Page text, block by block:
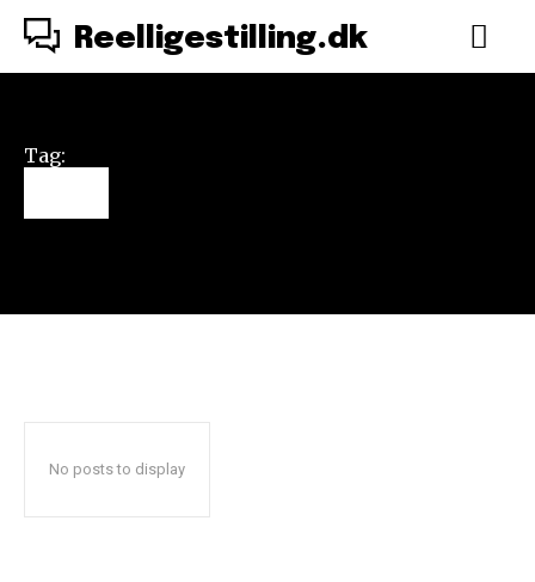
Reelligestilling.dk
Tag:
No posts to display